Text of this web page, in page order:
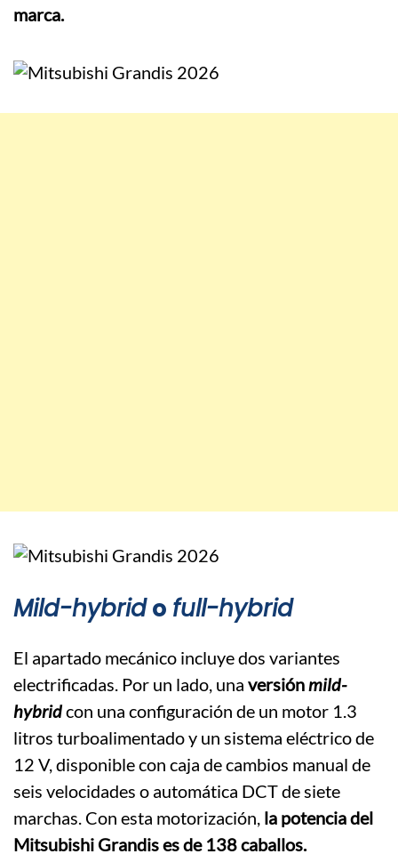
marca.
Mild-hybrido full-hybrid
El apartado mecánico incluye dos variantes
electrificadas. Por un lado, una versiónmild-
hybridcon una configuración de un motor 1.3
litros turboalimentado y un sistema eléctrico de
12 V, disponible con caja de cambios manual de
seis velocidades o automática DCT de siete
marchas. Con esta motorización, la potencia del
Mitsubishi Grandis es de 138 caballos.